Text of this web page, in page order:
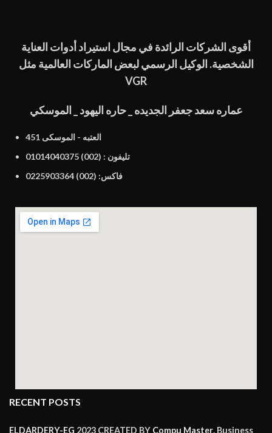
أقوى الشركات الرائدة في مجال استيراد أدوات العناية
الشخصية. الوكيل الرسمي لبعض الماركات العالمية مثل
VGR
عماره سعد جعفر الجديده _ حاره اليهود _ الموسكي
451 العتبه - الموسكى
تليفون : (002) 01014040375
فاكس: (002) 0225903364
RECENT POSTS
ELDARDERY-EG 2023 CREATED BY Compu Master. Business